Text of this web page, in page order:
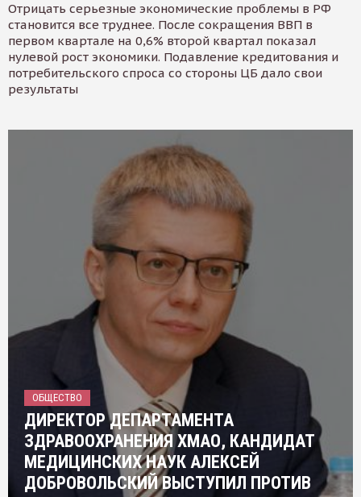
Отрицать серьезные экономические проблемы в РФ
становится все труднее. После сокращения ВВП в
первом квартале на 0,6% второй квартал показал
нулевой рост экономики. Подавление кредитования и
потребительского спроса со стороны ЦБ дало свои
результаты
ОБЩЕСТВО
ДИРЕКТОР ДЕПАРТАМЕНТА
ЗДРАВООХРАНЕНИЯ ХМАО, КАНДИДАТ
МЕДИЦИНСКИХ НАУК АЛЕКСЕЙ
ДОБРОВОЛЬСКИЙ ВЫСТУПИЛ ПРОТИВ